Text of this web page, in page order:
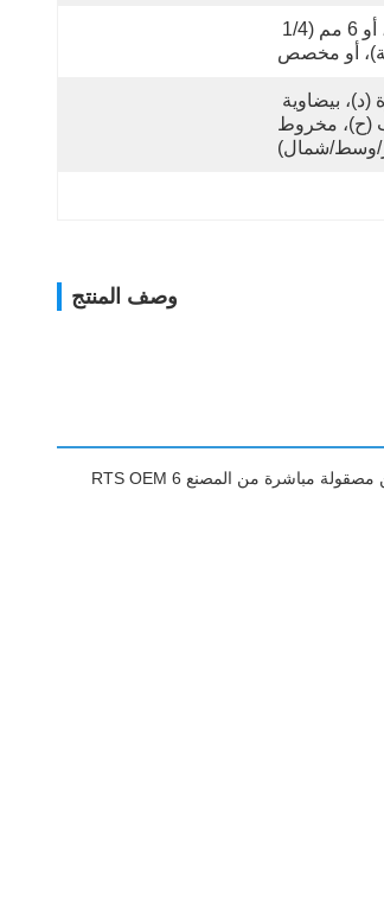
أو مخصص
وسط/شمال)
وصف المنتج
ريش دوارة من كربيد التنجستن بساق 1/4 بوصة لآلة التجليخ. ملف دوار من كربيد التنجستن الملبد لإزالة البرادة من المعادن بساق 1/4 بوصة. ريش دوارة من كربيد التنجستن مصقولة مباشرة من المصنع RTS OEM 6